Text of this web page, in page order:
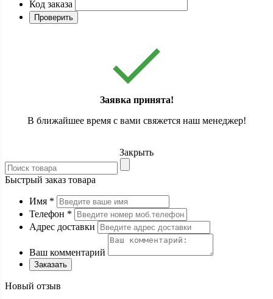
Код заказа
Проверить
Заявка принята!
В ближайшее время с вами свяжется наш менеджер!
Закрыть
Быстрый заказ товара
Имя *
Телефон *
Адрес доставки
Ваш комментарий
Заказать
Новый отзыв